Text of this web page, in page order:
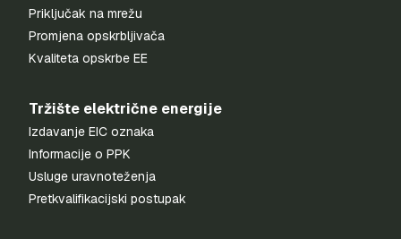
Priključak na mrežu
Promjena opskrbljivača
Kvaliteta opskrbe EE
Tržište električne energije
Izdavanje EIC oznaka
Informacije o PPK
Usluge uravnoteženja
Pretkvalifikacijski postupak